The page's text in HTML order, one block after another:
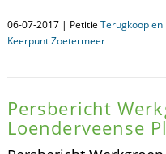
06-07-2017 | Petitie Terugkoop
Keerpunt Zoetermeer
Persbericht
Loenderveense